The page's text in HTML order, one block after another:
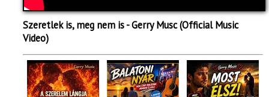
Szeretlek is, meg nem is - Gerry Musc (Official Music
Video)